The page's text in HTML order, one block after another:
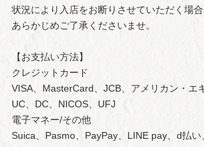
状況により入店をお断りさせていただく場合
あらかじめご了承くださいませ。
【お支払い方法】
クレジットカード
VISA、MasterCard、JCB、アメリカン・エ
UC、DC、NICOS、UFJ
電子マネー/その他
Suica、Pasmo、PayPay、LINE pay、d払